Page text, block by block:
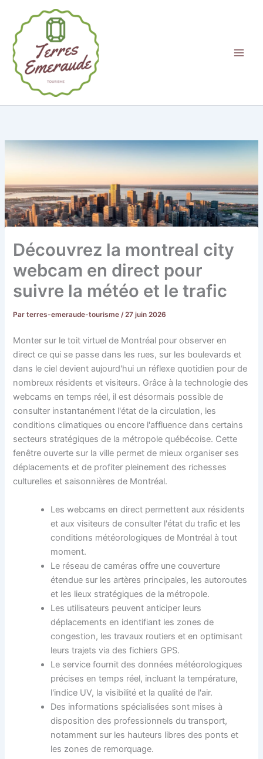
contenu
Découvrez la montreal city
webcam en direct pour
suivre la météo et le trafic
Parterres-emeraude-tourisme/27 juin 2026
Monter sur le toit virtuel de Montréal pour observer en
direct ce qui se passe dans les rues, sur les boulevards et
dans le ciel devient aujourd'hui un réflexe quotidien pour de
nombreux résidents et visiteurs. Grâce à la technologie des
webcams en temps réel, il est désormais possible de
consulter instantanément l'état de la circulation, les
conditions climatiques ou encore l'affluence dans certains
secteurs stratégiques de la métropole québécoise. Cette
fenêtre ouverte sur la ville permet de mieux organiser ses
déplacements et de profiter pleinement des richesses
culturelles et saisonnières de Montréal.
Les webcams en direct permettent aux résidents
et aux visiteurs de consulter l'état du trafic et les
conditions météorologiques de Montréal à tout
moment.
Le réseau de caméras offre une couverture
étendue sur les artères principales, les autoroutes
et les lieux stratégiques de la métropole.
Les utilisateurs peuvent anticiper leurs
déplacements en identifiant les zones de
congestion, les travaux routiers et en optimisant
leurs trajets via des fichiers GPS.
Le service fournit des données météorologiques
précises en temps réel, incluant la température,
l'indice UV, la visibilité et la qualité de l'air.
Des informations spécialisées sont mises à
disposition des professionnels du transport,
notamment sur les hauteurs libres des ponts et
les zones de remorquage.